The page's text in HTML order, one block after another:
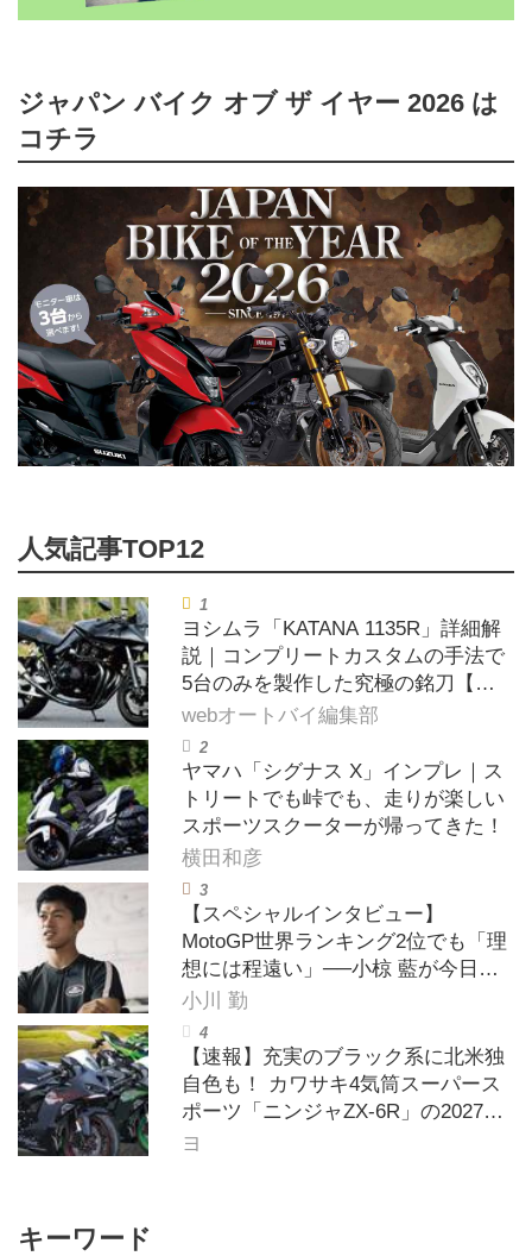
ジャパン バイク オブ ザ イヤー 2026 は
コチラ
ヨシムラ「KATANA 1135R」詳細解
説｜コンプリートカスタムの手法で
5台のみを製作した究極の銘刀【ヨ
シムラ伝】
webオートバイ編集部
ヤマハ「シグナス X」インプレ｜ス
トリートでも峠でも、走りが楽しい
スポーツスクーターが帰ってきた！
横田和彦
【スペシャルインタビュー】
MotoGP世界ランキング2位でも「理
想には程遠い」──小椋 藍が今日も
走り続ける理由
小川 勤
【速報】充実のブラック系に北米独
自色も！ カワサキ4気筒スーパース
ポーツ「ニンジャZX-6R」の2027年
モデルを発表、2気筒ニンジャも出
ヨ
キーワード